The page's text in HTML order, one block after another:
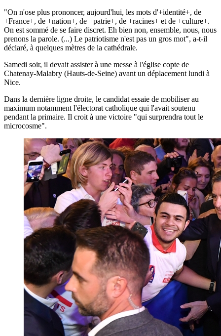
"On n'ose plus prononcer, aujourd'hui, les mots d'+identité+, de
+France+, de +nation+, de +patrie+, de +racines+ et de +culture+.
On est sommé de se faire discret. Eh bien non, ensemble, nous, nous
prenons la parole. (...) Le patriotisme n'est pas un gros mot", a-t-il
déclaré, à quelques mètres de la cathédrale.
Samedi soir, il devait assister à une messe à l'église copte de
Chatenay-Malabry (Hauts-de-Seine) avant un déplacement lundi à
Nice.
Dans la dernière ligne droite, le candidat essaie de mobiliser au
maximum notamment l'électorat catholique qui l'avait soutenu
pendant la primaire. Il croit à une victoire "qui surprendra tout le
microcosme".